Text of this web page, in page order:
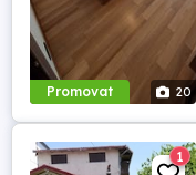
Promovat 20
1